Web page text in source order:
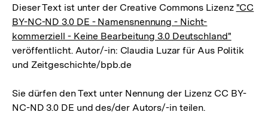
Dieser Text ist unter der Creative Commons Lizenz "CC
BY-NC-ND 3.0 DE - Namensnennung - Nicht-
kommerziell - Keine Bearbeitung 3.0 Deutschland"
veröffentlicht. Autor/-in: Claudia Luzar für Aus Politik
und Zeitgeschichte/bpb.de
Sie dürfen den Text unter Nennung der Lizenz CC BY-
NC-ND 3.0 DE und des/der Autors/-in teilen.